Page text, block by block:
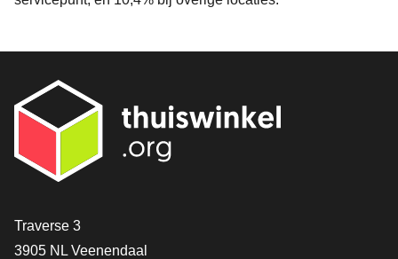
Contact
Traverse 3
3905 NL Veenendaal